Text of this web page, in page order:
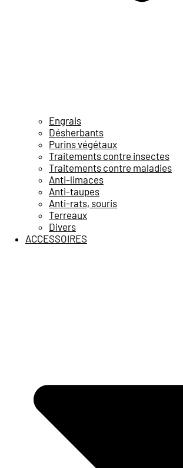
Engrais
Désherbants
Purins végétaux
Traitements contre insectes
Traitements contre maladies
Anti-limaces
Anti-taupes
Anti-rats, souris
Terreaux
Divers
ACCESSOIRES